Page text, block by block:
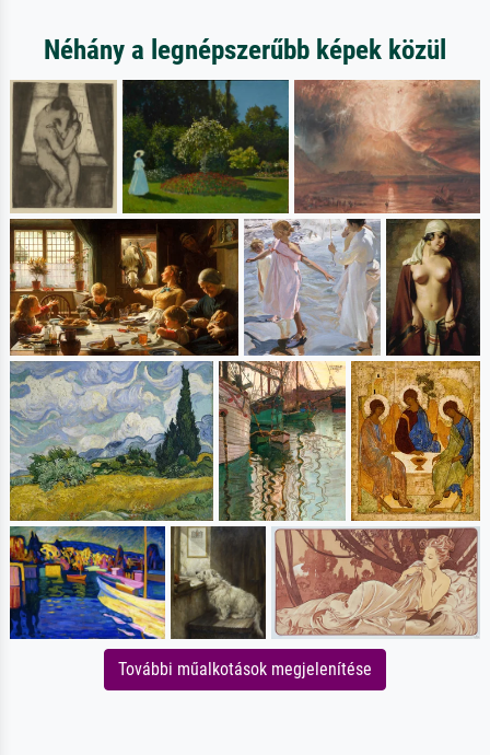
Néhány a legnépszerűbb képek közül
További műalkotások megjelenítése